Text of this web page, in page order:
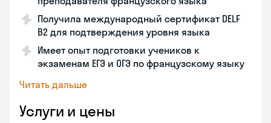
Получила международный сертификат DELF
B2 для подтверждения уровня языка
Имеет опыт подготовки учеников к
экзаменам ЕГЭ и ОГЭ по французскому языку
Читать дальше
Услуги и цены